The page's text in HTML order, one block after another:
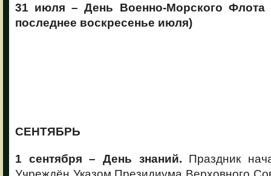
31 июля – День Военно-Морского Флота
последнее воскресенье июля)
СЕНТЯБРЬ
1 сентября – День знаний. Праздник